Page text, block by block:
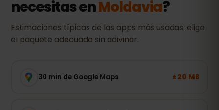
necesitas enMoldavia?
Estimaciones típicas de las apps más usadas: elige
el paquete adecuado sin adivinar.
30 min de Google Maps ± 20 MB